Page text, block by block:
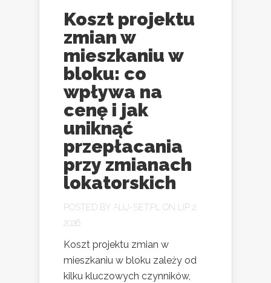
Koszt projektu
zmian w
mieszkaniu w
bloku: co
wpływa na
cenę i jak
uniknąć
przepłacania
przy zmianach
lokatorskich
POSTED BY ALU-SET.PL
ON LIP 2,
2026
Koszt projektu zmian w
mieszkaniu w bloku zależy od
kilku kluczowych czynników,